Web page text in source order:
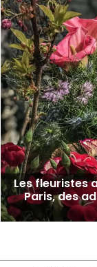
Les fleuristes
Paris, des